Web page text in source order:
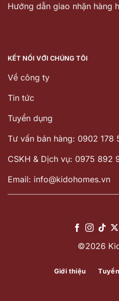
Hướng dẫn giao nhận hàng
KẾT NỐI VỚI CHÚNG TÔI
Về công ty
Tin tức
Tuyển dụng
Tư vấn bán hàng: 0902 178
CSKH & Dịch vụ: 0975 892
Email: info@kidohomes.vn
©2026
Giới thiệu